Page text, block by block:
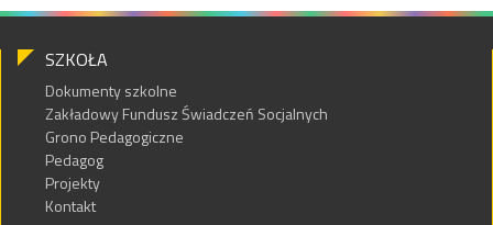
SZKOŁA
Dokumenty szkolne
Zakładowy Fundusz Świadczeń Socjalnych
Grono Pedagogiczne
Pedagog
Projekty
Kontakt